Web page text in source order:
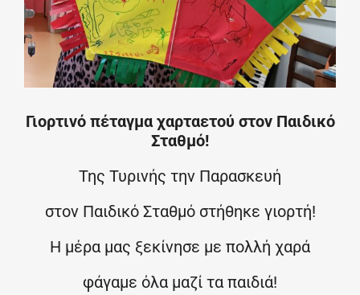
Γιορτινό πέταγμα χαρταετού στον Παιδικό
Σταθμό!
Της Τυρινής την Παρασκευή
στον Παιδικό Σταθμό στήθηκε γιορτή!
Η μέρα μας ξεκίνησε με πολλή χαρά
φάγαμε όλα μαζί τα παιδιά!